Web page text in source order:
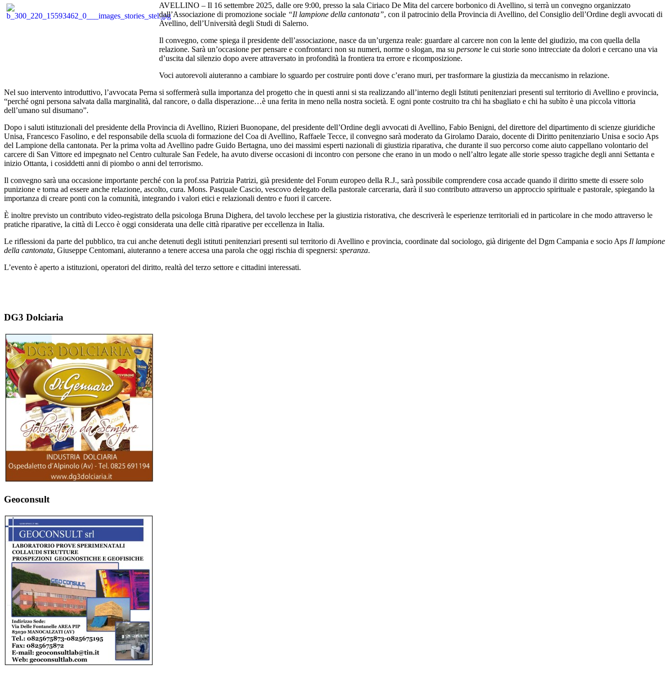
AVELLINO – Il 16 settembre 2025, dalle ore 9:00, presso la sala Ciriaco De Mita del carcere borbonico di Avellino, si terrà un convegno organizzato
dall’Associazione di promozione sociale “Il lampione della cantonata”, con il patrocinio della Provincia di Avellino, del Consiglio dell’Ordine degli avvocati di
Avellino, dell’Università degli Studi di Salerno.
Il convegno, come spiega il presidente dell’associazione, nasce da un’urgenza reale: guardare al carcere non con la lente del giudizio, ma con quella della
relazione. Sarà un’occasione per pensare e confrontarci non su numeri, norme o slogan, ma su persone le cui storie sono intrecciate da dolori e cercano una via
d’uscita dal silenzio dopo avere attraversato in profondità la frontiera tra errore e ricomposizione.
Voci autorevoli aiuteranno a cambiare lo sguardo per costruire ponti dove c’erano muri, per trasformare la giustizia da meccanismo in relazione.
Nel suo intervento introduttivo, l’avvocata Perna si soffermerà sulla importanza del progetto che in questi anni si sta realizzando all’interno degli Istituti penitenziari presenti sul territorio di Avellino e provincia,
“perché ogni persona salvata dalla marginalità, dal rancore, o dalla disperazione…è una ferita in meno nella nostra società. E ogni ponte costruito tra chi ha sbagliato e chi ha subìto è una piccola vittoria
dell’umano sul disumano”.
Dopo i saluti istituzionali del presidente della Provincia di Avellino, Rizieri Buonopane, del presidente dell’Ordine degli avvocati di Avellino, Fabio Benigni, del direttore del dipartimento di scienze giuridiche
Unisa, Francesco Fasolino, e del responsabile della scuola di formazione del Coa di Avellino, Raffaele Tecce, il convegno sarà moderato da Girolamo Daraio, docente di Diritto penitenziario Unisa e socio Aps
del Lampione della cantonata. Per la prima volta ad Avellino padre Guido Bertagna, uno dei massimi esperti nazionali di giustizia riparativa, che durante il suo percorso come aiuto cappellano volontario del
carcere di San Vittore ed impegnato nel Centro culturale San Fedele, ha avuto diverse occasioni di incontro con persone che erano in un modo o nell’altro legate alle storie spesso tragiche degli anni Settanta e
inizio Ottanta, i cosiddetti anni di piombo o anni del terrorismo.
Il convegno sarà una occasione importante perché con la prof.ssa Patrizia Patrizi, già presidente del Forum europeo della R.J., sarà possibile comprendere cosa accade quando il diritto smette di essere solo
punizione e torna ad essere anche relazione, ascolto, cura. Mons. Pasquale Cascio, vescovo delegato della pastorale carceraria, darà il suo contributo attraverso un approccio spirituale e pastorale, spiegando la
importanza di creare ponti con la comunità, integrando i valori etici e relazionali dentro e fuori il carcere.
È inoltre previsto un contributo video-registrato della psicologa Bruna Dighera, del tavolo lecchese per la giustizia ristorativa, che descriverà le esperienze territoriali ed in particolare in che modo attraverso le
pratiche riparative, la città di Lecco è oggi considerata una delle città riparative per eccellenza in Italia.
Le riflessioni da parte del pubblico, tra cui anche detenuti degli istituti penitenziari presenti sul territorio di Avellino e provincia, coordinate dal sociologo, già dirigente del Dgm Campania e socio Aps Il lampione
della cantonata, Giuseppe Centomani, aiuteranno a tenere accesa una parola che oggi rischia di spegnersi: speranza.
L’evento è aperto a istituzioni, operatori del diritto, realtà del terzo settore e cittadini interessati.
DG3 Dolciaria
Geoconsult